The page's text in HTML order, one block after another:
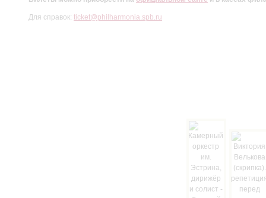
Для справок: ticket@philharmonia.spb.ru